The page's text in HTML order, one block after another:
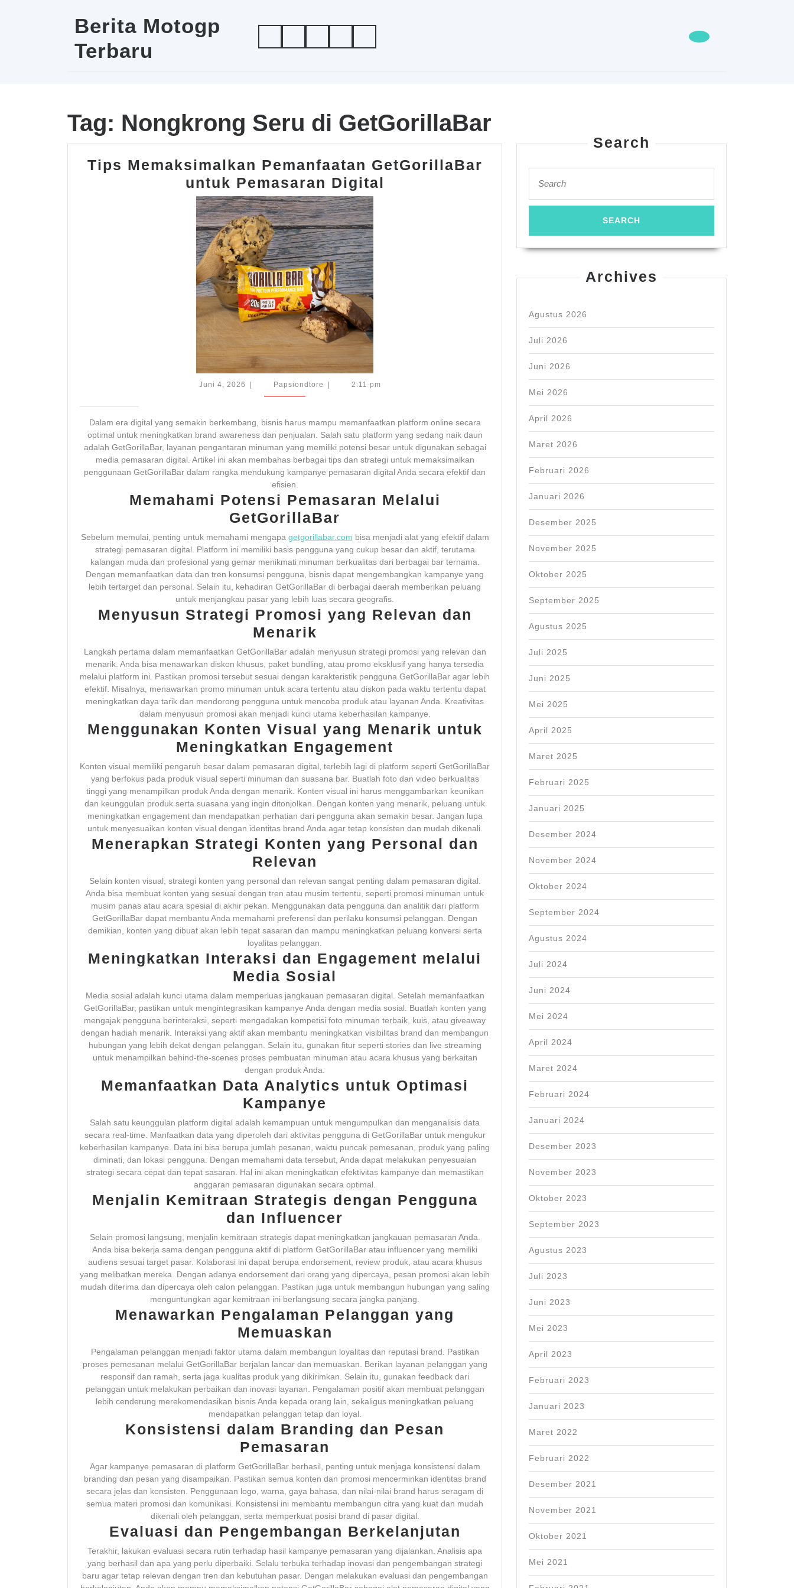
Berita Motogp
Terbaru
Tag: Nongkrong Seru di GetGorillaBar
Tips Memaksimalkan Pemanfaatan GetGorillaBar
untuk Pemasaran Digital
Juni 4, 2026 Juni
Papsiondtore Papsiondtore
2:11 pm
Dalam era digital yang semakin berkembang, bisnis harus mampu memanfaatkan platform online secara
optimal untuk meningkatkan brand awareness dan penjualan. Salah satu platform yang sedang naik daun
adalah GetGorillaBar, layanan pengantaran minuman yang memiliki potensi besar untuk digunakan sebagai
media pemasaran digital. Artikel ini akan membahas berbagai tips dan strategi untuk memaksimalkan
penggunaan GetGorillaBar dalam rangka mendukung kampanye pemasaran digital Anda secara efektif dan
efisien.
Memahami Potensi Pemasaran Melalui
GetGorillaBar
Sebelum memulai, penting untuk memahami mengapa getgorillabar.com bisa menjadi alat yang efektif dalam
strategi pemasaran digital. Platform ini memiliki basis pengguna yang cukup besar dan aktif, terutama
kalangan muda dan profesional yang gemar menikmati minuman berkualitas dari berbagai bar ternama.
Dengan memanfaatkan data dan tren konsumsi pengguna, bisnis dapat mengembangkan kampanye yang
lebih tertarget dan personal. Selain itu, kehadiran GetGorillaBar di berbagai daerah memberikan peluang
untuk menjangkau pasar yang lebih luas secara geografis.
Menyusun Strategi Promosi yang Relevan dan
Menarik
Langkah pertama dalam memanfaatkan GetGorillaBar adalah menyusun strategi promosi yang relevan dan
menarik. Anda bisa menawarkan diskon khusus, paket bundling, atau promo eksklusif yang hanya tersedia
melalui platform ini. Pastikan promosi tersebut sesuai dengan karakteristik pengguna GetGorillaBar agar lebih
efektif. Misalnya, menawarkan promo minuman untuk acara tertentu atau diskon pada waktu tertentu dapat
meningkatkan daya tarik dan mendorong pengguna untuk mencoba produk atau layanan Anda. Kreativitas
dalam menyusun promosi akan menjadi kunci utama keberhasilan kampanye.
Menggunakan Konten Visual yang Menarik untuk
Meningkatkan Engagement
Konten visual memiliki pengaruh besar dalam pemasaran digital, terlebih lagi di platform seperti GetGorillaBar
yang berfokus pada produk visual seperti minuman dan suasana bar. Buatlah foto dan video berkualitas
tinggi yang menampilkan produk Anda dengan menarik. Konten visual ini harus menggambarkan keunikan
dan keunggulan produk serta suasana yang ingin ditonjolkan. Dengan konten yang menarik, peluang untuk
meningkatkan engagement dan mendapatkan perhatian dari pengguna akan semakin besar. Jangan lupa
untuk menyesuaikan konten visual dengan identitas brand Anda agar tetap konsisten dan mudah dikenali.
Menerapkan Strategi Konten yang Personal dan
Relevan
Selain konten visual, strategi konten yang personal dan relevan sangat penting dalam pemasaran digital.
Anda bisa membuat konten yang sesuai dengan tren atau musim tertentu, seperti promosi minuman untuk
musim panas atau acara spesial di akhir pekan. Menggunakan data pengguna dan analitik dari platform
GetGorillaBar dapat membantu Anda memahami preferensi dan perilaku konsumsi pelanggan. Dengan
demikian, konten yang dibuat akan lebih tepat sasaran dan mampu meningkatkan peluang konversi serta
loyalitas pelanggan.
Meningkatkan Interaksi dan Engagement melalui
Media Sosial
Media sosial adalah kunci utama dalam memperluas jangkauan pemasaran digital. Setelah memanfaatkan
GetGorillaBar, pastikan untuk mengintegrasikan kampanye Anda dengan media sosial. Buatlah konten yang
mengajak pengguna berinteraksi, seperti mengadakan kompetisi foto minuman terbaik, kuis, atau giveaway
dengan hadiah menarik. Interaksi yang aktif akan membantu meningkatkan visibilitas brand dan membangun
hubungan yang lebih dekat dengan pelanggan. Selain itu, gunakan fitur seperti stories dan live streaming
untuk menampilkan behind-the-scenes proses pembuatan minuman atau acara khusus yang berkaitan
dengan produk Anda.
Memanfaatkan Data Analytics untuk Optimasi
Kampanye
Salah satu keunggulan platform digital adalah kemampuan untuk mengumpulkan dan menganalisis data
secara real-time. Manfaatkan data yang diperoleh dari aktivitas pengguna di GetGorillaBar untuk mengukur
keberhasilan kampanye. Data ini bisa berupa jumlah pesanan, waktu puncak pemesanan, produk yang paling
diminati, dan lokasi pengguna. Dengan memahami data tersebut, Anda dapat melakukan penyesuaian
strategi secara cepat dan tepat sasaran. Hal ini akan meningkatkan efektivitas kampanye dan memastikan
anggaran pemasaran digunakan secara optimal.
Menjalin Kemitraan Strategis dengan Pengguna
dan Influencer
Selain promosi langsung, menjalin kemitraan strategis dapat meningkatkan jangkauan pemasaran Anda.
Anda bisa bekerja sama dengan pengguna aktif di platform GetGorillaBar atau influencer yang memiliki
audiens sesuai target pasar. Kolaborasi ini dapat berupa endorsement, review produk, atau acara khusus
yang melibatkan mereka. Dengan adanya endorsement dari orang yang dipercaya, pesan promosi akan lebih
mudah diterima dan dipercaya oleh calon pelanggan. Pastikan juga untuk membangun hubungan yang saling
menguntungkan agar kemitraan ini berlangsung secara jangka panjang.
Menawarkan Pengalaman Pelanggan yang
Memuaskan
Pengalaman pelanggan menjadi faktor utama dalam membangun loyalitas dan reputasi brand. Pastikan
proses pemesanan melalui GetGorillaBar berjalan lancar dan memuaskan. Berikan layanan pelanggan yang
responsif dan ramah, serta jaga kualitas produk yang dikirimkan. Selain itu, gunakan feedback dari
pelanggan untuk melakukan perbaikan dan inovasi layanan. Pengalaman positif akan membuat pelanggan
lebih cenderung merekomendasikan bisnis Anda kepada orang lain, sekaligus meningkatkan peluang
mendapatkan pelanggan tetap dan loyal.
Konsistensi dalam Branding dan Pesan
Pemasaran
Agar kampanye pemasaran di platform GetGorillaBar berhasil, penting untuk menjaga konsistensi dalam
branding dan pesan yang disampaikan. Pastikan semua konten dan promosi mencerminkan identitas brand
secara jelas dan konsisten. Penggunaan logo, warna, gaya bahasa, dan nilai-nilai brand harus seragam di
semua materi promosi dan komunikasi. Konsistensi ini membantu membangun citra yang kuat dan mudah
dikenali oleh pelanggan, serta memperkuat posisi brand di pasar digital.
Evaluasi dan Pengembangan Berkelanjutan
Terakhir, lakukan evaluasi secara rutin terhadap hasil kampanye pemasaran yang dijalankan. Analisis apa
yang berhasil dan apa yang perlu diperbaiki. Selalu terbuka terhadap inovasi dan pengembangan strategi
baru agar tetap relevan dengan tren dan kebutuhan pasar. Dengan melakukan evaluasi dan pengembangan
Search
for:
Archives
Agustus 2026
Juli 2026
Juni 2026
Mei 2026
April 2026
Maret 2026
Februari 2026
Januari 2026
Desember 2025
November 2025
Oktober 2025
September 2025
Agustus 2025
Juli 2025
Juni 2025
Mei 2025
April 2025
Maret 2025
Februari 2025
Januari 2025
Desember 2024
November 2024
Oktober 2024
September 2024
Agustus 2024
Juli 2024
Juni 2024
Mei 2024
April 2024
Maret 2024
Februari 2024
Januari 2024
Desember 2023
November 2023
Oktober 2023
September 2023
Agustus 2023
Juli 2023
Juni 2023
Mei 2023
April 2023
Februari 2023
Januari 2023
Maret 2022
Februari 2022
Desember 2021
November 2021
Oktober 2021
Mei 2021